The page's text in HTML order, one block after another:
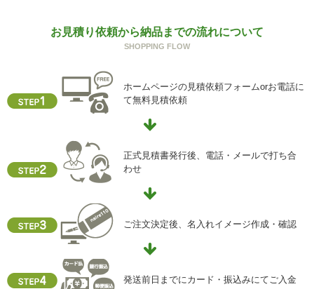
g) 保有個人データの開示等および問い合わせ窓口について
ご本人からの求めにより、当社が保有する保有個人データ
削除、利用停止、消去、第三者提供の停止および第三者提
供記録の開示(以下、開示等という)に応じます。
開示等に応ずる窓口は、下記「当社の個人情報の取扱いに
関する苦情、相談等の問合せ先」を参照してください。
h) 本人が容易に認識できない方法による個人情報の取得
クッキーやウェブビーコン等を用いるなどして、本人が容
易に認識できない方法による個人情報の取得を行っており
i) 個人情報保護方針
当社ホームページの個人情報保護方針をご覧下さい
個人情報保護管理責任者
お見積り依頼から納品までの流れについて
SHOPPING FLOW
ホームページの見積依頼フォームorお電話に
て無料見積依頼
正式見積書発行後、電話・メールで打ち合
わせ
ご注文決定後、名入れイメージ作成・確認
発送前日までにカード・振込みにてご入金